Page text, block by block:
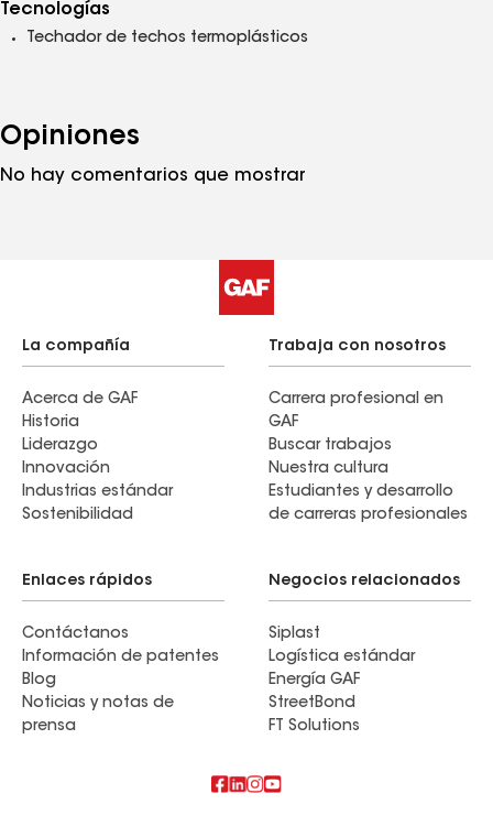
Tecnologías
Techador de techos termoplásticos
Opiniones
No hay comentarios que mostrar
La compañía
Acerca de GAF
Historia
Liderazgo
Innovación
Industrias estándar
Sostenibilidad
Trabaja con nosotros
Carrera profesional en
GAF
Buscar trabajos
Nuestra cultura
Estudiantes y desarrollo
de carreras profesionales
Enlaces rápidos
Contáctanos
Información de patentes
Blog
Noticias y notas de
prensa
Negocios relacionados
Siplast
Logística estándar
Energía GAF
StreetBond
FT Solutions